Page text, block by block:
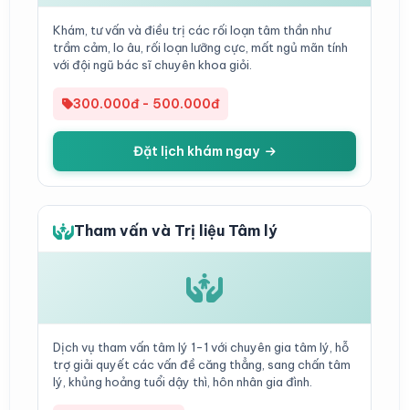
Khám, tư vấn và điều trị các rối loạn tâm thần như
trầm cảm, lo âu, rối loạn lưỡng cực, mất ngủ mãn tính
với đội ngũ bác sĩ chuyên khoa giỏi.
300.000đ - 500.000đ
Đặt lịch khám ngay
Tham vấn và Trị liệu Tâm lý
Dịch vụ tham vấn tâm lý 1-1 với chuyên gia tâm lý, hỗ
trợ giải quyết các vấn đề căng thẳng, sang chấn tâm
lý, khủng hoảng tuổi dậy thì, hôn nhân gia đình.